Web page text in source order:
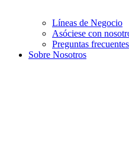
Líneas de Negocio
Asóciese con
Preguntas frecuentes
Sobre Nosotros